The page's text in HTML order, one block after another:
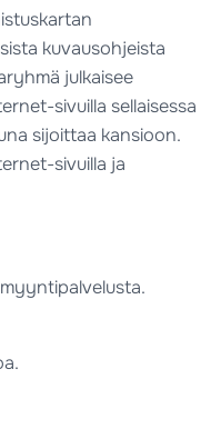
kuvausohjeista
julkaisee
sivuilla sellaisessa
sijoittaa kansioon.
sivuilla ja